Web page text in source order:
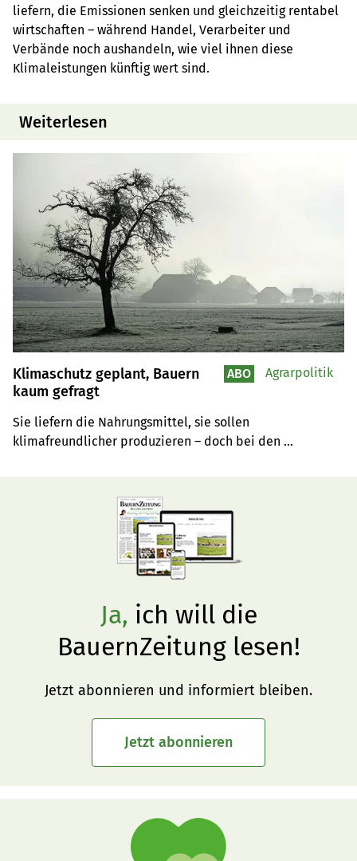
liefern, die Emissionen senken und gleichzeitig rentabel
wirtschaften – während Handel, Verarbeiter und
Verbände noch aushandeln, wie viel ihnen diese
Klimaleistungen künftig wert sind.
Weiterlesen
Klimaschutz geplant, Bauern
kaum gefragt
Sie liefern die Nahrungsmittel, sie sollen
klimafreundlicher produzieren – doch bei den
Absichtserklärung wirft mehr Fragen auf, als sie
ABO Agrarpolitik
Ja, ich will die
BauernZeitung lesen!
Jetzt abonnieren und informiert bleiben.
Jetzt abonnieren